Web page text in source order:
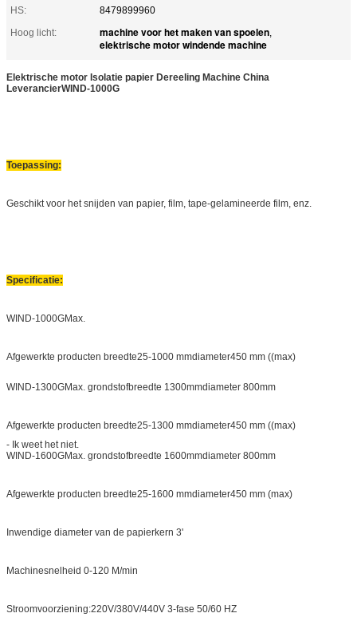
HS:
8479899960
Hoog licht:
machine voor het maken van spoelen,
elektrische motor windende machine
Elektrische motor Isolatie papier Dereeling Machine China
LeverancierWIND-1000G
Toepassing:
Geschikt voor het snijden van papier, film, tape-gelamineerde film, enz.
Specificatie:
WIND-1000GMax.
Afgewerkte producten breedte25-1000 mmdiameter450 mm ((max)
WIND-1300GMax. grondstofbreedte 1300mmdiameter 800mm
Afgewerkte producten breedte25-1300 mmdiameter450 mm ((max)
- Ik weet het niet.
WIND-1600GMax. grondstofbreedte 1600mmdiameter 800mm
Afgewerkte producten breedte25-1600 mmdiameter450 mm (max)
Inwendige diameter van de papierkern 3'
Machinesnelheid 0-120 M/min
Stroomvoorziening:220V/380V/440V 3-fase 50/60 HZ